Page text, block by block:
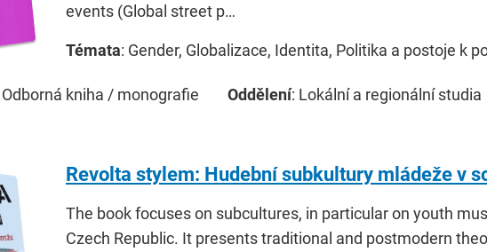
events (Global street p…
Témata: Gender, Globalizace, Identita, Politika a postoje k
Odborná kniha / monografie Oddělení: Lokální a regionální studia
Revolta stylem: Hudební subkultury mládeže v
The book focuses on subcultures, in particular on youth
Czech Republic. It presents traditional and postmodern